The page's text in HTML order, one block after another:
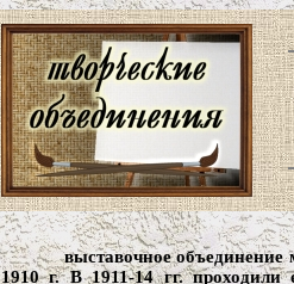
выставочное объединение
1910 г. В 1911-14 гг.